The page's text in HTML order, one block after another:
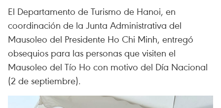
El Departamento de Turismo de Hanoi, en
coordinación de la Junta Administrativa del
Mausoleo del Presidente Ho Chi Minh, entregó
obsequios para las personas que visiten el
Mausoleo del Tío Ho con motivo del Día Nacional
(2 de septiembre).